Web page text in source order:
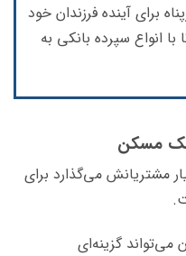
برای آینده فرزندان خود
انواع سپرده بانکی به
مسکن
مشتریانش می‌گذارد برای
گزینه‌ای